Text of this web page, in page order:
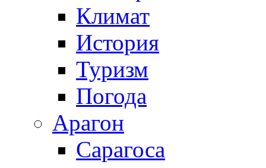
Климат
История
Туризм
Погода
Арагон
Сарагоса